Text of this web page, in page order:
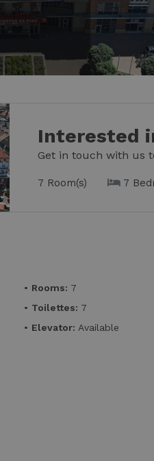
Interested
Get in touch with us
7 Room(s) 7
• Rooms: 7
• Toilettes: 7
• Elevator: Available